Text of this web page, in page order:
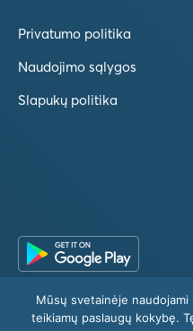
Privatumo politika
Naudojimo sąlygos
Slapukų politika
Mūsų svetainėje
teikiamų paslaugų kokybę.